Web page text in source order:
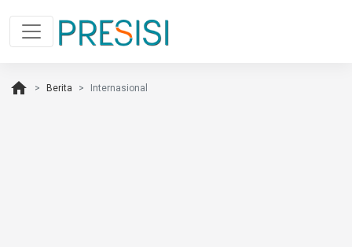
home Berita Internasional